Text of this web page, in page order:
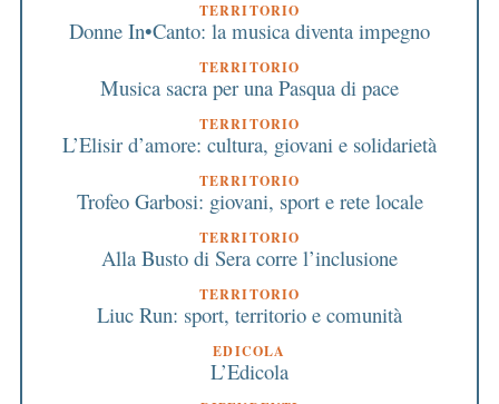
TERRITORIO
Donne In•Canto: la musica diventa impegno
TERRITORIO
Musica sacra per una Pasqua di pace
TERRITORIO
L’Elisir d’amore: cultura, giovani e solidarietà
TERRITORIO
Trofeo Garbosi: giovani, sport e rete locale
TERRITORIO
Alla Busto di Sera corre l’inclusione
TERRITORIO
Liuc Run: sport, territorio e comunità
EDICOLA
L’Edicola